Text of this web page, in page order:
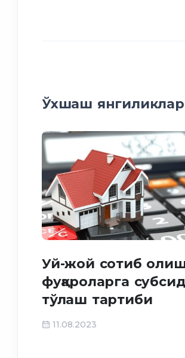
Ўхшаш янгиликлар
Уй-жой сотиб
фуқароларга
тўлаш тартиби
11.08.2023